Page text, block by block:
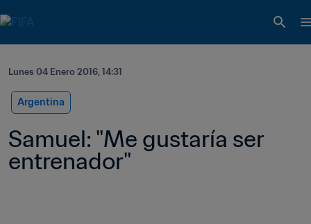
Lunes 04 Enero 2016, 14:31
Argentina
Samuel: "Me gustaría ser
entrenador"